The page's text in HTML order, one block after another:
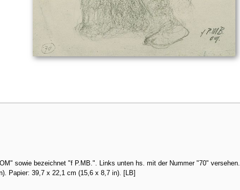
sowie bezeichnet "f P.MB.". Links unten hs. mit der Nummer "70" versehen.
Papier: 39,7 x 22,1 cm (15,6 x 8,7 in). [LB]